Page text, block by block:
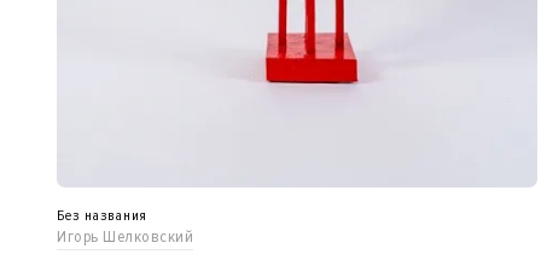
Без названия
Игорь Шелковский